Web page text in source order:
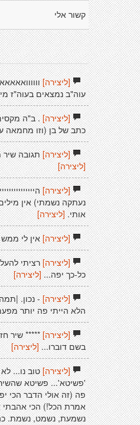
קשור אלי
[ליצירה]
עוה"ב נמצאים בעוה"ז מי
[ליצירה]. ב"ה
כתב של בן (וזו מחמאה
[ליצירה]תגובה שיר
[ליצירה]
[ליצירה]
נעתקה נשמתי) אין
אותי. [ליצירה]
[ליצירה]אין לי
[ליצירה]רציתי
כל-כך יפה... [ליצירה]
[ליצירה]- נכון.
הלא הייתי פה יותר
[ליצירה]***** שיר
בשם דוברו... [ליצירה]
[ליצירה]טוב נו...
'פשיטא'... פשיטא שהשיר
פה (זה אולי הדבר הכי
אמרת הכל!) הכי אהבתי
נשמעת, נשמט, נשמת.